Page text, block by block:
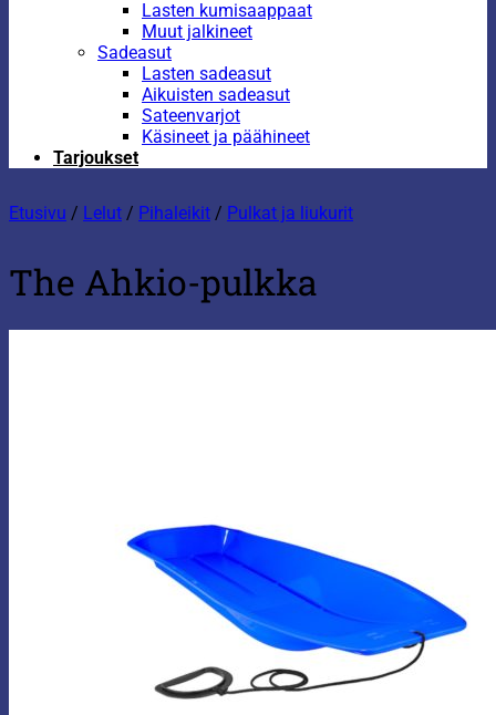
Lasten kumisaappaat
Muut jalkineet
Sadeasut
Lasten sadeasut
Aikuisten sadeasut
Sateenvarjot
Käsineet ja päähineet
Tarjoukset
Etusivu / Lelut / Pihaleikit / Pulkat ja liukurit
The Ahkio-pulkka